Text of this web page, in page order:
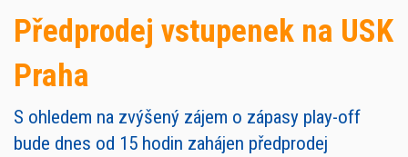
Předprodej vstupenek na USK
Praha
S ohledem na zvýšený zájem o zápasy play-off
bude dnes od 15 hodin zahájen předprodej